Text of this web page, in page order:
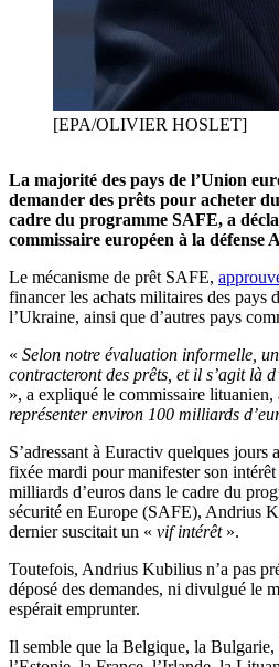
[EPA/OLIVIER HOSLET]
La majorité des pays de l’Union
demander des prêts pour acheter
cadre du programme SAFE, a
commissaire européen à la défense
Le mécanisme de prêt SAFE,
financer les achats militaires des pays
l’Ukraine, ainsi que d’autres pays
« Selon notre évaluation informelle,
contracteront des prêts, et il s’agit là
», a expliqué le commissaire lituanien,
représenter environ 100 milliards
S’adressant à Euractiv quelques jours
fixée mardi pour manifester son
milliards d’euros dans le cadre du
sécurité en Europe (SAFE), Andrius
dernier suscitait un « vif intérêt».
Toutefois, Andrius Kubilius n’a pas
déposé des demandes, ni divulgué le
espérait emprunter.
Il semble que la Belgique, la